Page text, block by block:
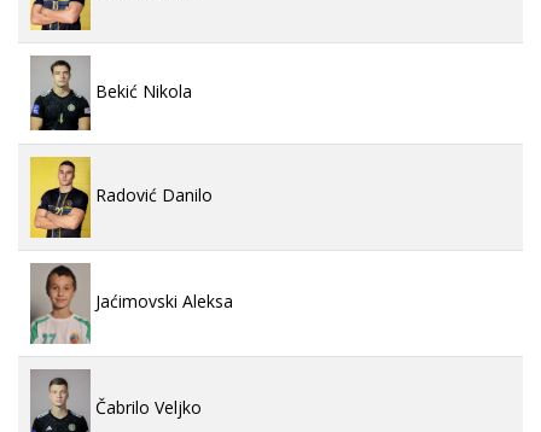
Bekić Nikola
Radović Danilo
Jaćimovski Aleksa
Čabrilo Veljko